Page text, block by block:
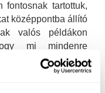
tartottuk,
középpontba állító
valós példákon
mi mindenre
szaktudás. Szakmai
törekedtünk, hogy